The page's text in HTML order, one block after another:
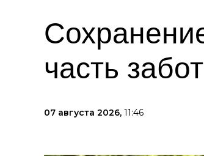
часть
07 августа 2026, 11:46